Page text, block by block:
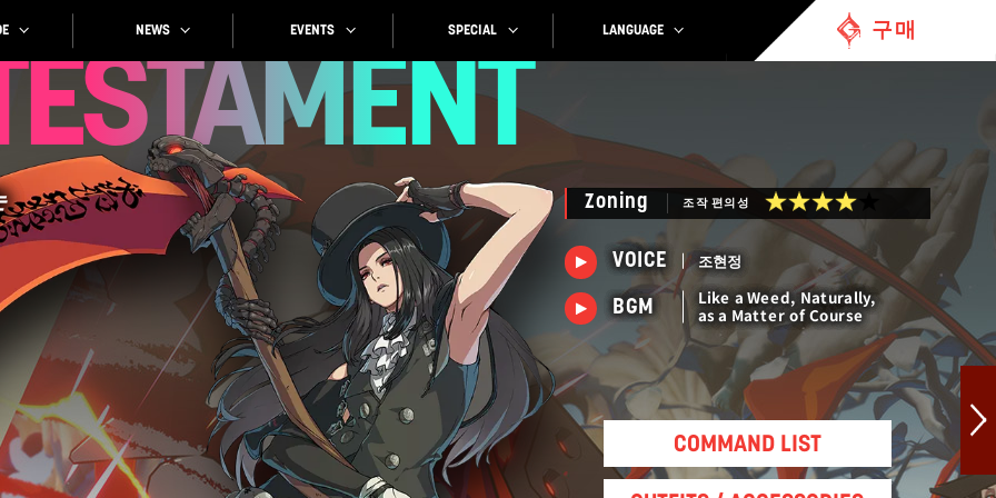
NEWS EVENTS SPECIAL LANGUAGE 구매
Zoning 조작 편의성
VOICE 조현정
BGM Like a Weed, Naturally,
as a Matter of Course
COMMAND LIST